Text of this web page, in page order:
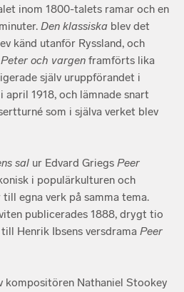
inom 1800-talets ramar och en
Den klassiska blev det
känd utanför Ryssland, och
Peter och vargen framförts lika
själv uruppförandet i
1918, och lämnade snart
som i själva verket blev
sal ur Edvard Griegs Peer
i populärkulturen och
egna verk på samma tema.
publicerades 1888, drygt tio
Henrik Ibsens versdrama Peer
kompositören Nathaniel Stookey